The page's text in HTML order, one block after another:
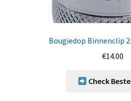
Bougiedop Binnenclip
€14.00
Check